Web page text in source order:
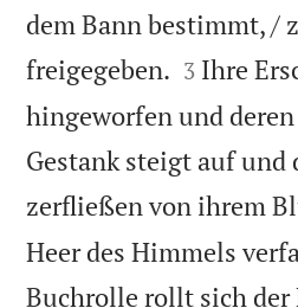
dem Bann bestimmt, /
freigegeben. 

3 Ihre
hingeworfen und
Gestank steigt auf und
zerfließen von ihrem
Heer des Himmels
Buchrolle rollt sich der